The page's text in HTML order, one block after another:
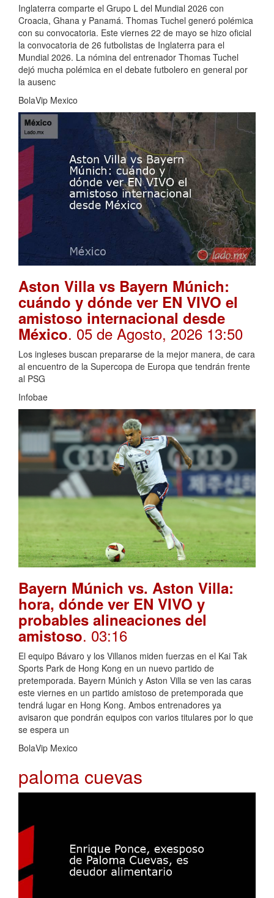
Inglaterra comparte el Grupo L del Mundial 2026 con
Croacia, Ghana y Panamá. Thomas Tuchel generó polémica
con su convocatoria. Este viernes 22 de mayo se hizo oficial
la convocatoria de 26 futbolistas de Inglaterra para el
Mundial 2026. La nómina del entrenador Thomas Tuchel
dejó mucha polémica en el debate futbolero en general por
la ausenc
BolaVip Mexico
Aston Villa vs Bayern Múnich:
cuándo y dónde ver EN VIVO el
amistoso internacional desde
México. 05 de Agosto, 2026 13:50
Los ingleses buscan prepararse de la mejor manera, de cara
al encuentro de la Supercopa de Europa que tendrán frente
al PSG
Infobae
Bayern Múnich vs. Aston Villa:
hora, dónde ver EN VIVO y
probables alineaciones del
amistoso. 03:16
El equipo Bávaro y los Villanos miden fuerzas en el Kai Tak
Sports Park de Hong Kong en un nuevo partido de
pretemporada. Bayern Múnich y Aston Villa se ven las caras
este viernes en un partido amistoso de pretemporada que
tendrá lugar en Hong Kong. Ambos entrenadores ya
avisaron que pondrán equipos con varios titulares por lo que
se espera un
BolaVip Mexico
paloma cuevas